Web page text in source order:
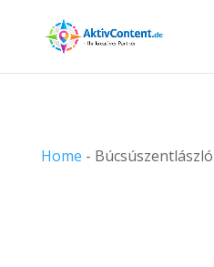
Home - Búcsúszentlászló